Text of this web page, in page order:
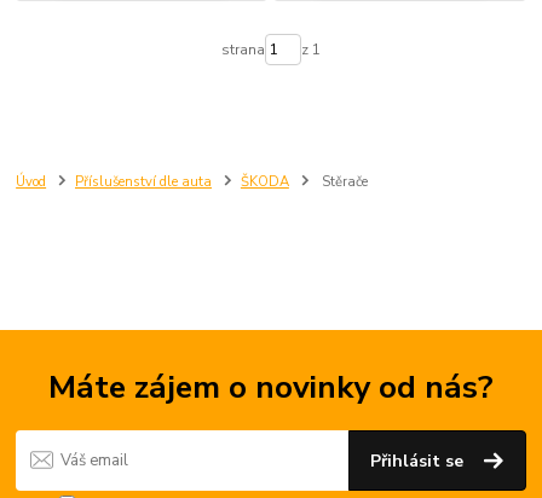
Úvod Příslušenství dle auta ŠKODA Stěrače
strana z 1
Máte zájem o novinky od nás?
Přihlásit se